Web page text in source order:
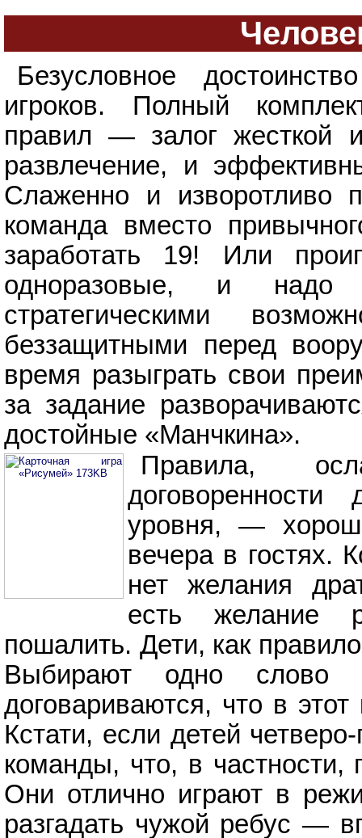
Безусловное
игроков. Полный
правил — залог жесткой
развлечение, и
Слаженно и изворотливо
команда вместо
заработать 19! Или
одноразовые, и надо
стратегическими
беззащитными перед
время разыграть свои
за задание
достойные «Манчкина».
Правила,
договоренности
уровня, —
вечера в гостях.
нет желания
есть желание
пошалить. Дети, как
Выбирают одно
договариваются, что в
Кстати, если детей
команды, что, в частности,
Они отлично играют в
разгадать чужой ребус —